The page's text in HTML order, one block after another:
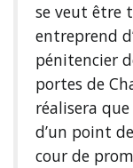
se veut être
entreprend
pénitencier
portes de
réalisera
d’un point
cour de